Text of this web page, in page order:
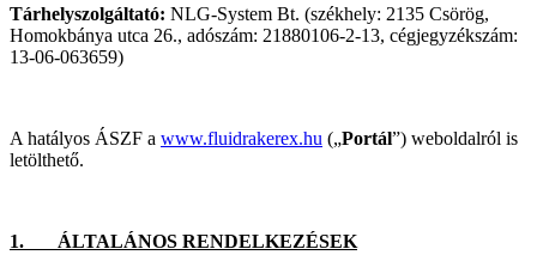
Tárhelyszolgáltató: NLG-System Bt. (székhely: 2135 Csörög,
Homokbánya utca 26., adószám: 21880106-2-13, cégjegyzékszám:
13-06-063659)
A hatályos ÁSZF a www.fluidrakerex.hu („Portál”) weboldalról is
letölthető.
1. ÁLTALÁNOS RENDELKEZÉSEK